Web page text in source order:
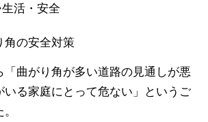
生活・安全
角の安全対策
「曲がり角が多い道路の見通しが悪
いる家庭にとって危ない」というご